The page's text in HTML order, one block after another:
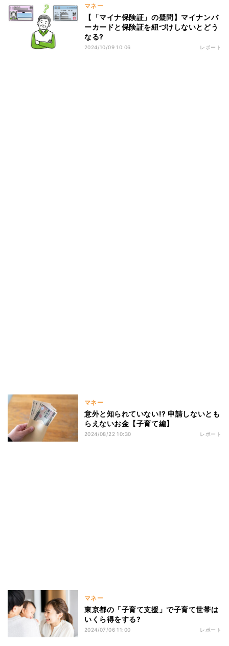
マネー
【「マイナ保険証」の疑問】マイナンバ
ーカードと保険証を紐づけしないとどう
なる?
2024/10/09 10:06 レポート
マネー
意外と知られていない!? 申請しないとも
らえないお金【子育て編】
2024/08/22 10:30 レポート
マネー
東京都の「子育て支援」で子育て世帯は
いくら得をする?
2024/07/06 11:00 レポート